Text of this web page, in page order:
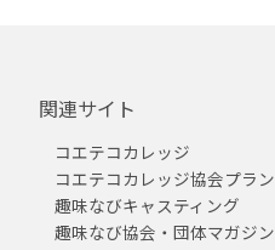
関連サイト
コエテコカレッジ
コエテコカレッジ協会プラン
趣味なびキャスティング
趣味なび協会・団体マガジン